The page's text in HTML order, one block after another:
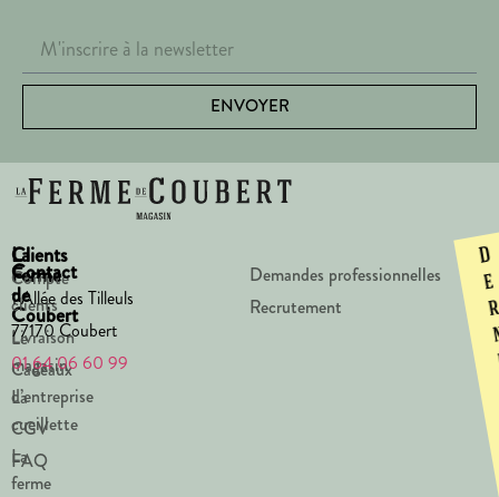
ENVOYER
La
Ferme
de
Coubert
Le
magasin
La
cueillette
La
ferme
Clients
Compte
clients
Livraison
Cadeaux
d’entreprise
CGV
FAQ
Contact
1 Allée des Tilleuls
77170 Coubert
01 64 06 60 99
Demandes professionnelles
Recrutement
D
e